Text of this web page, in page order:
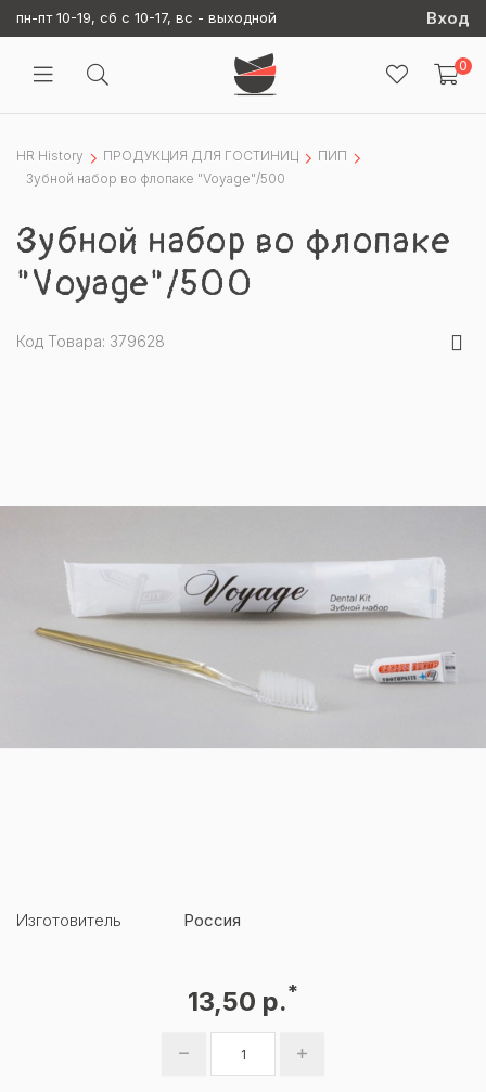
пн-пт 10-19, сб с 10-17, вс - выходной Вход
0
HR History ПРОДУКЦИЯ ДЛЯ ГОСТИНИЦ
ПИП
Зубной набор во флопаке "Voyage"/500
Зубной набор во флопаке
"Voyage"/500
Код Товара: 379628
Изготовитель Россия
13,50 р.*